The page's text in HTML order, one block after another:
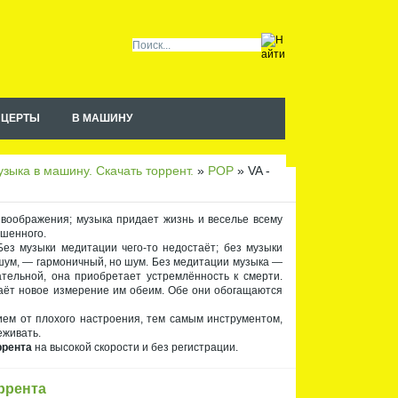
В МАШИНУ
ие
в машину. Скачать торрент. » POP » VA -
музыка придает жизнь и веселье всему
музыки медитации чего-то недостаёт; без музыки
— гармоничный, но шум. Без медитации музыка —
она приобретает устремлённость к смерти.
новое измерение им обеим. Обе они обогащаются
от плохого настроения, тем самым инструментом,
на высокой скорости и без регистрации.